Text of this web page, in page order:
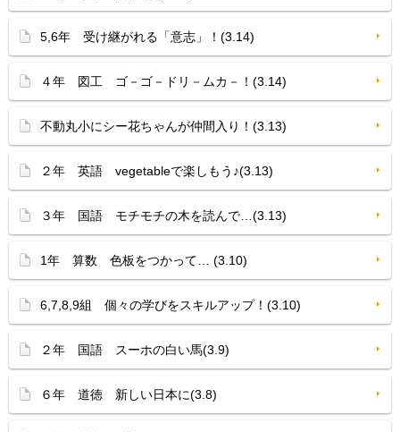
5,6年 受け継がれる「意志」！(3.14)
４年 図工 ゴ－ゴ－ドリ－ムカ－！(3.14)
不動丸小にシー花ちゃんが仲間入り！(3.13)
２年 英語 vegetableで楽しもう♪(3.13)
３年 国語 モチモチの木を読んで…(3.13)
1年 算数 色板をつかって… (3.10)
6,7,8,9組 個々の学びをスキルアップ！(3.10)
２年 国語 スーホの白い馬(3.9)
６年 道徳 新しい日本に(3.8)